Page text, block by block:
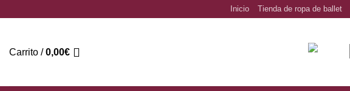
Inicio Tienda de ropa de ballet
Carrito /0,00€